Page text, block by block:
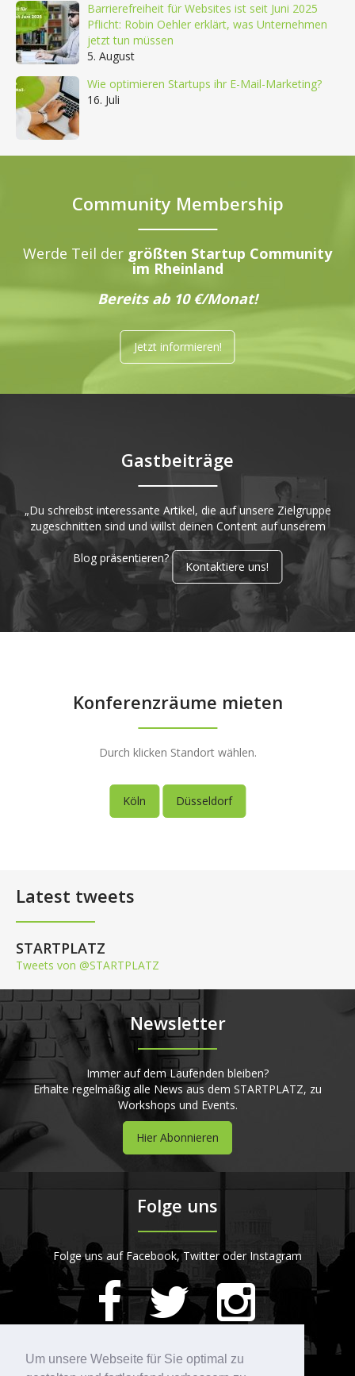
Um unsere Webseite für Sie optimal zu
Barrierefreiheit für Websites ist seit Juni 2025
Pflicht: Robin Oehler erklärt, was Unternehmen
jetzt tun müssen
5. August
Wie optimieren Startups ihr E-Mail-Marketing?
16. Juli
Community Membership
Werde Teil der größten Startup Community
im Rheinland
Bereits ab 10 €/Monat!
Jetzt informieren!
Gastbeiträge
„Du schreibst interessante Artikel, die auf unsere Zielgruppe
zugeschnitten sind und willst deinen Content auf unserem
Blog präsentieren?
Kontaktiere uns!
Konferenzräume mieten
Durch klicken Standort wählen.
Köln Düsseldorf
Latest tweets
STARTPLATZ
Tweets von @STARTPLATZ
Newsletter
Immer auf dem Laufenden bleiben?
Erhalte regelmäßig alle News aus dem STARTPLATZ, zu
Workshops und Events.
Hier Abonnieren
Folge uns
Folge uns auf Facebook, Twitter oder Instagram
420Bewertungen auf ProvenExpert.com